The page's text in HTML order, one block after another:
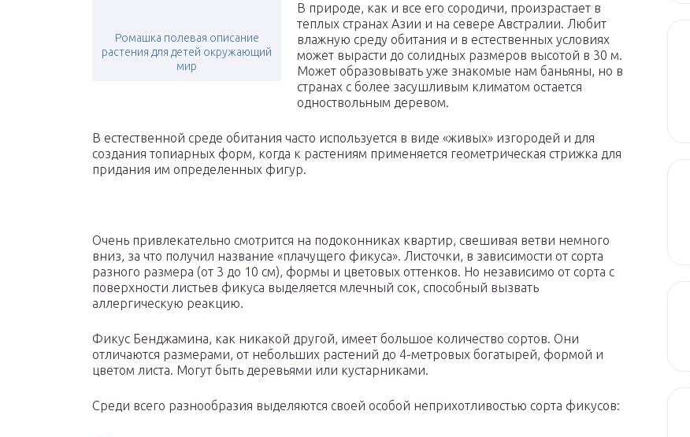
Ромашка полевая описание
растения для детей окружающий
мир
В природе, как и все его сородичи, произрастает в
теплых странах Азии и на севере Австралии. Любит
влажную среду обитания и в естественных условиях
может вырасти до солидных размеров высотой в 30 м.
Может образовывать уже знакомые нам баньяны, но в
странах с более засушливым климатом остается
одноствольным деревом.
В естественной среде обитания часто используется в виде «живых» изгородей и для
создания топиарных форм, когда к растениям применяется геометрическая стрижка для
придания им определенных фигур.
Очень привлекательно смотрится на подоконниках квартир, свешивая ветви немного
вниз, за что получил название «плачущего фикуса». Листочки, в зависимости от сорта
разного размера (от 3 до 10 см), формы и цветовых оттенков. Но независимо от сорта с
поверхности листьев фикуса выделяется млечный сок, способный вызвать
аллергическую реакцию.
Фикус Бенджамина, как никакой другой, имеет большое количество сортов. Они
отличаются размерами, от небольших растений до 4-метровых богатырей, формой и
цветом листа. Могут быть деревьями или кустарниками.
Среди всего разнообразия выделяются своей особой неприхотливостью сорта фикусов: